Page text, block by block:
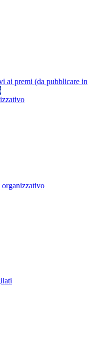
ai premi (da pubblicare in
organizzativo